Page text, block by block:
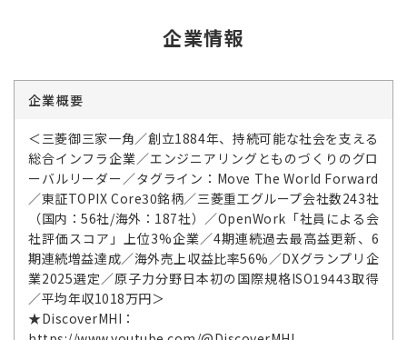
企業情報
企業概要
＜三菱御三家一角／創立1884年、持続可能な社会を支える
総合インフラ企業／エンジニアリングとものづくりのグロ
ーバルリーダー／タグライン：Move The World Forward
／東証TOPIX Core30銘柄／三菱重工グループ会社数243社
（国内：56社/海外：187社）／OpenWork「社員による会
社評価スコア」上位3%企業／4期連続過去最高益更新、6
期連続増益達成／海外売上収益比率56%／DXグランプリ企
業2025選定／原子力分野日本初の国際規格ISO19443取得
／平均年収1018万円＞
★DiscoverMHI：